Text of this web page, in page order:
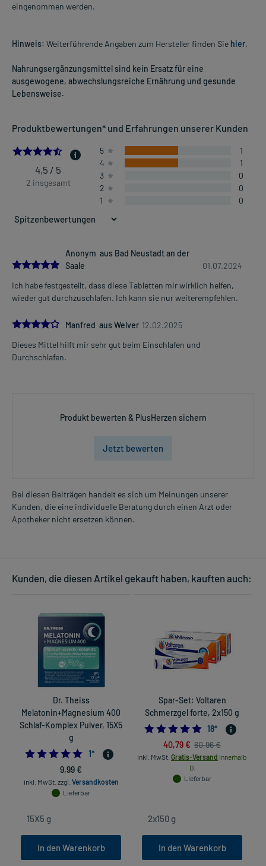
eingenommen werden.
Hinweis: Weiterführende Angaben zum Hersteller finden Sie hier.
Nahrungsergänzungsmittel sind kein Ersatz für eine
ausgewogene, abwechslungsreiche Ernährung und gesunde
Lebensweise.
Produktbewertungen* und Erfahrungen unserer Kunden
4.5
4,5 / 5
2 insgesamt
5
1
4
1
3
0
2
0
1
0
5.0
Anonym aus Bad Neustadt an der
Saale
01.07.2024
Ich habe festgestellt, dass diese Tabletten mir wirklich helfen,
wieder gut durchzuschlafen. Ich kann sie nur weiterempfehlen.
4.0
Manfred aus Welver 12.02.2025
Dieses Mittel hilft mir sehr gut beim Einschlafen und
Durchschlafen.
Produkt bewerten & PlusHerzen sichern
Jetzt bewerten
Bei diesen Beiträgen handelt es sich um Meinungen unserer
Kunden, die eine individuelle Beratung durch einen Arzt oder
Apotheker nicht ersetzen können.
Kunden, die diesen Artikel gekauft haben, kauften auch:
Dr. Theiss
Melatonin+Magnesium 400
Schlaf-Komplex Pulver, 15X5
g
5.0
1*
9,99 €
inkl. MwSt. zzgl. Versandkosten
Lieferbar
In den Warenkorb
Spar-Set: Voltaren
Schmerzgel forte, 2x150 g
5.0
18*
40,79 € 60,96 €
inkl. MwSt. Gratis-Versand innerhalb
D.
Lieferbar
In den Warenkorb